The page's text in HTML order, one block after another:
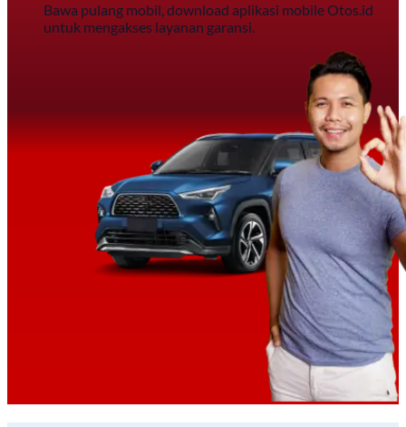
Bawa pulang mobil, download aplikasi mobile Otos.id
untuk mengakses layanan garansi.